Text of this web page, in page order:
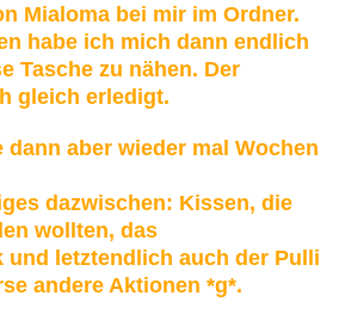
Mialoma bei mir im Ordner.
habe ich mich dann endlich
Tasche zu nähen. Der
gleich erledigt.
dann aber wieder mal Wochen
dazwischen: Kissen, die
wollten, das
und letztendlich auch der Pulli
andere Aktionen *g*.